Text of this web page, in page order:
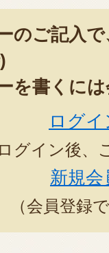
のご記入で
を書くに
ログ
ログイン後
新規
（会員登録で